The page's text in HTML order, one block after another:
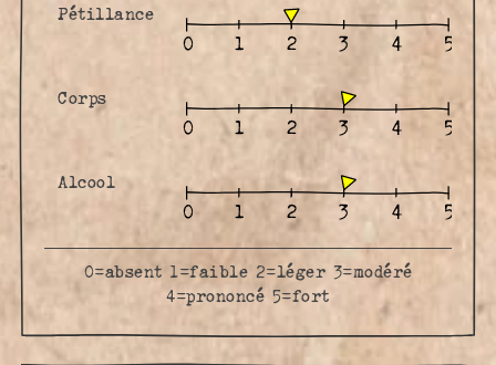
Pétillance
Corps
Alcool
0=absent 1=faible 2=léger 3=modéré
4=prononcé 5=fort